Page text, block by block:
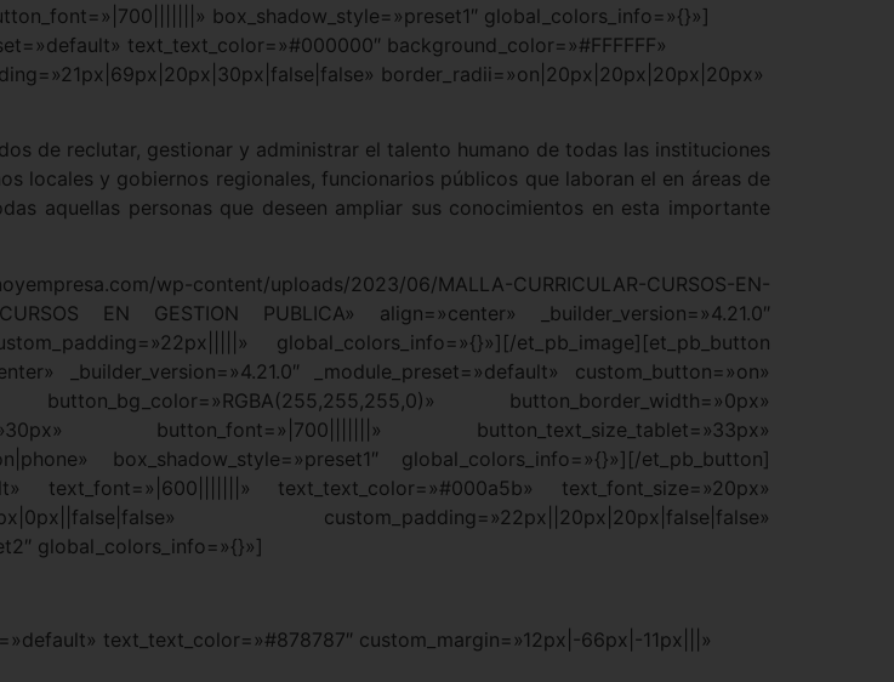
box_shadow_style=»preset1″ global_colors_info=»{}»]
text_text_color=»#000000″ background_color=»#FFFFFF»
border_radii=»on|20px|20px|20px|20px»
de reclutar, gestionar y administrar el talento humano de todas las instituciones
locales y gobiernos regionales, funcionarios públicos que laboran el en áreas de
aquellas personas que deseen ampliar sus conocimientos en esta importante
wp-content/uploads/2023/06/MALLA-CURRICULAR-CURSOS-EN-
EN GESTION PUBLICA» align=»center» _builder_version=»4.21.0″
global_colors_info=»{}»][/et_pb_image][et_pb_button
_builder_version=»4.21.0″ _module_preset=»default» custom_button=»on»
button_border_width=»0px»
button_font=»|700|||||||» button_text_size_tablet=»33px»
box_shadow_style=»preset1″ global_colors_info=»{}»][/et_pb_button]
text_font=»|600|||||||» text_text_color=»#000a5b» text_font_size=»20px»
custom_padding=»22px||20px|20px|false|false»
global_colors_info=»{}»]
text_text_color=»#878787″ custom_margin=»12px|-66px|-11px|||»